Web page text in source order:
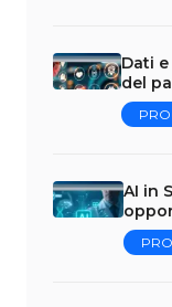
Dati
del
AI in